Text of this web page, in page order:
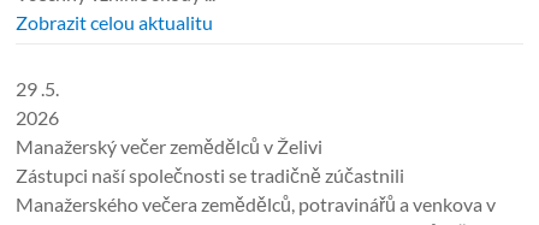
Zobrazit celou aktualitu
29 .5.
2026
Manažerský večer zemědělců v Želivi
Zástupci naší společnosti se tradičně zúčastnili
Manažerského večera zemědělců, potravinářů a venkova v